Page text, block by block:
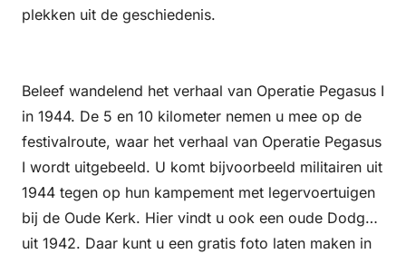
plekken uit de geschiedenis.
Beleef wandelend het verhaal van Operatie Pegasus I
in 1944. De 5 en 10 kilometer nemen u mee op de
festivalroute, waar het verhaal van Operatie Pegasus
I wordt uitgebeeld. U komt bijvoorbeeld militairen uit
1944 tegen op hun kampement met legervoertuigen
bij de Oude Kerk. Hier vindt u ook een oude Dodge
uit 1942. Daar kunt u een gratis foto laten maken in